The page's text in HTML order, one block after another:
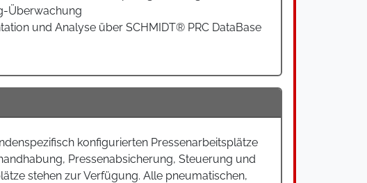
Überwachung
und Analyse über SCHMIDT® PRC DataBase
konfigurierten Pressenarbeitsplätze
Pressenabsicherung, Steuerung und
stehen zur Verfügung. Alle pneumatischen,